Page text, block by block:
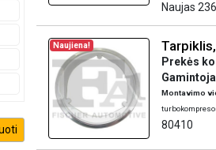
Naujas
Naujiena!
Prekės
Montavimo
80410